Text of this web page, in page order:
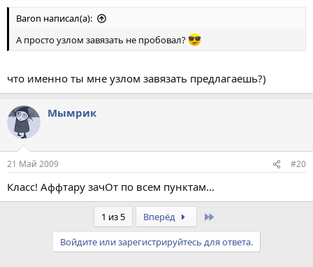
Baron написал(а):
А просто узлом завязать не пробовал?
что именно ты мне узлом завязать предлагаешь?)
Мымрик
21 Май 2009 #20
Класс! Аффтару зачОт по всем пунктам...
1 из 5 Вперёд
Войдите или зарегистрируйтесь для ответа.